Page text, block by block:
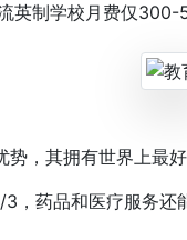
英制学校月费仅
，其拥有世界上最
药品和医疗服务还